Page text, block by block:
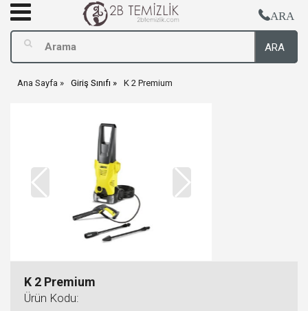
ARA
ARA
Ana Sayfa Giriş Sınıfı K 2 Premium
K 2 Premium
Ürün Kodu: